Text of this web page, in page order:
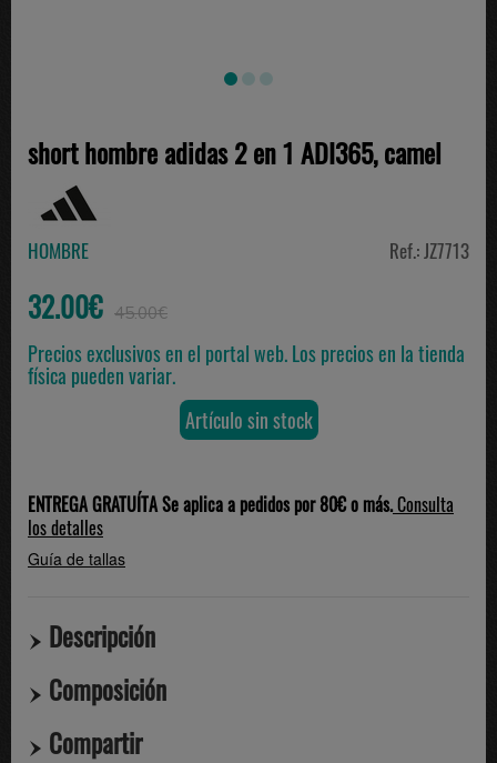
short hombre adidas 2 en 1 ADI365, camel
HOMBRE Ref.: JZ7713
32.00€ 45.00€
Precios exclusivos en el portal web. Los precios en la tienda
física pueden variar.
Artículo sin stock
ENTREGA GRATUÍTA Se aplica a pedidos por 80€ o más.Consulta
los detalles
Guía de tallas
Descripción
Composición
Compartir